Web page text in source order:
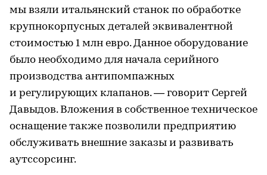
мы взяли итальянский станок по обработке
крупнокорпусных деталей эквивалентной
стоимостью 1 млн евро. Данное оборудование
было необходимо для начала серийного
производства антипомпажных
и регулирующих клапанов. — говорит Сергей
Давыдов. Вложения в собственное техническое
оснащение также позволили предприятию
обслуживать внешние заказы и развивать
аутссорсинг.